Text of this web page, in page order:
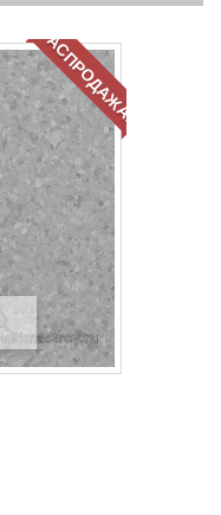
РАСПРОДАЖА!